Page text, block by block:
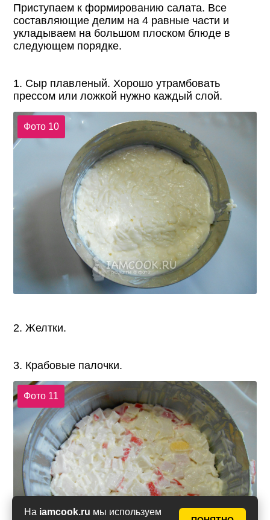
На iamcook.ru мы используем
Приступаем к формированию салата. Все
составляющие делим на 4 равные части и
укладываем на большом плоском блюде в
следующем порядке.
1. Сыр плавленый. Хорошо утрамбовать
прессом или ложкой нужно каждый слой.
Фото 10
2. Желтки.
3. Крабовые палочки.
Фото 11